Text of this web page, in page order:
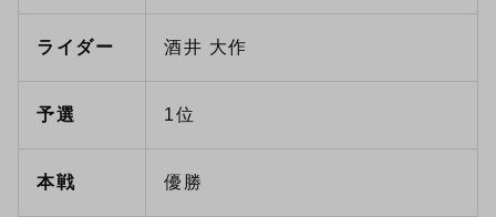
ライダー 酒井 大作
予選 1位
本戦 優勝